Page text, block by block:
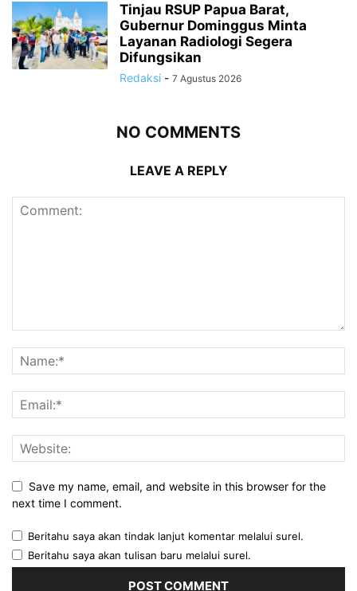
Tinjau RSUP Papua Barat,
Gubernur Dominggus Minta
Layanan Radiologi Segera
Difungsikan
Redaksi - 7 Agustus 2026
NO COMMENTS
LEAVE A REPLY
Save my name, email, and website in this browser for the
next time I comment.
Beritahu saya akan tindak lanjut komentar melalui surel.
Beritahu saya akan tulisan baru melalui surel.